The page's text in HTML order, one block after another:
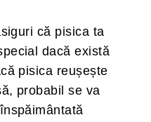
că pisica ta
dacă există
pisica reușește
probabil se va